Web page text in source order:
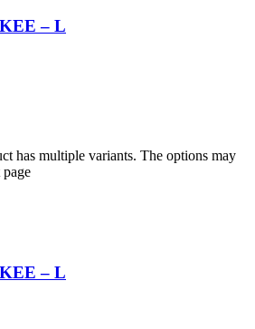
– L
has multiple variants. The options may
– L